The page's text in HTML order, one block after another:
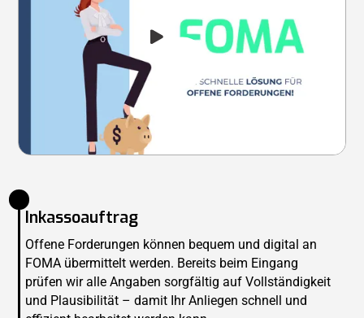
Inkassoauftrag
Offene Forderungen können bequem und digital an
FOMA übermittelt werden. Bereits beim Eingang
prüfen wir alle Angaben sorgfältig auf Vollständigkeit
und Plausibilität – damit Ihr Anliegen schnell und